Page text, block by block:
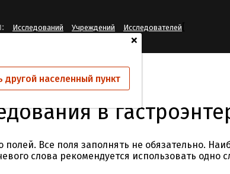
+
другой населенный пункт
Исследований Учреждений Исследователей
в
полей. Все поля заполнять не обязательно.
слова рекомендуется использовать одно